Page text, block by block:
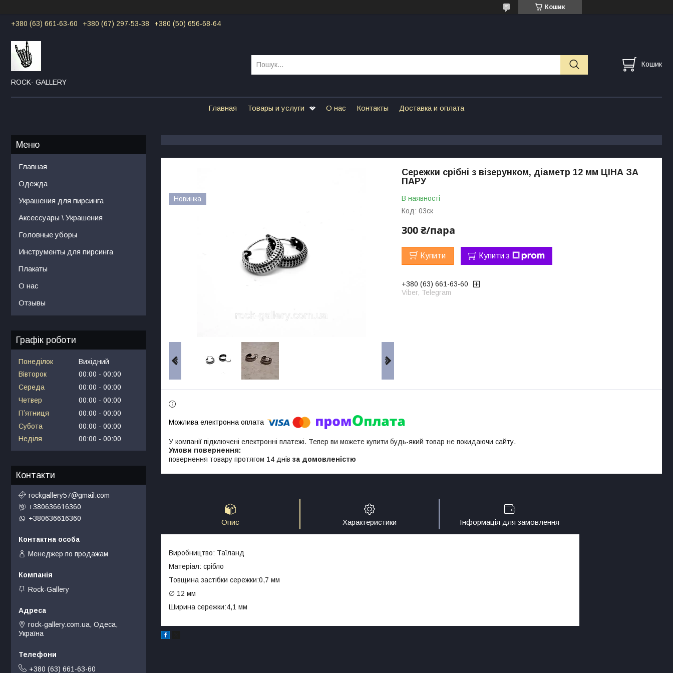
Кошик
+380 (63) 661-63-60 +380 (67) 297-53-38 +380 (50) 656-68-64
ROCK- GALLERY
Кошик
Главная Товары и услуги О нас Контакты Доставка и оплата
Новинка
Сережки срібні з візерунком, діаметр 12 мм ЦІНА ЗА
ПАРУ
В наявності
Код: 03ск
300 ₴/пара
Купити Купити з
+380 (63) 661-63-60
Viber, Telegram
У компанії підключені електронні платежі. Тепер ви можете купити будь-який товар не покидаючи сайту.
повернення товару протягом 14 днів за домовленістю
Опис Характеристики Інформація для замовлення
Виробництво: Таїланд
Матеріал: срібло
Товщина застібки сережки:0,7 мм
∅ 12 мм
Ширина сережки:4,1 мм
Главная
Одежда
Украшения для пирсинга
Аксессуары \ Украшения
Головные уборы
Инструменты для пирсинга
Плакаты
О нас
Отзывы
Графік роботи
Понеділок
Вихідний
Вівторок
00:00
00:00
Середа
00:00
00:00
Четвер
00:00
00:00
Пʼятниця
00:00
00:00
Субота
00:00
00:00
Неділя
00:00 00:00
Контакти
rockgallery57@gmail.com
+380636616360
+380636616360
Менеджер по продажам
Rock-Gallery
rock-gallery.com.ua, Одеса,
Україна
+380 (63) 661-63-60